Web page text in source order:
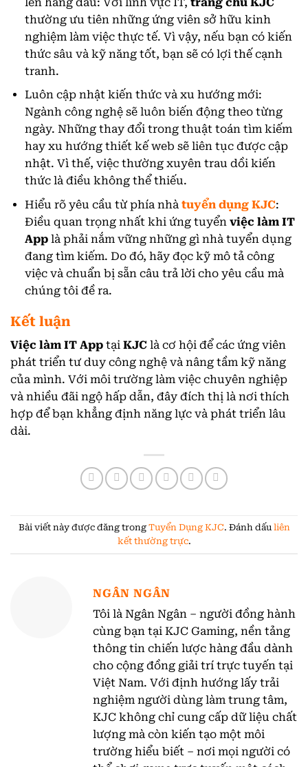
thường ưu tiên những ứng viên sở hữu kinh
nghiệm làm việc thực tế. Vì vậy, nếu bạn có kiến
thức sâu và kỹ năng tốt, bạn sẽ có lợi thế cạnh
tranh.
Luôn cập nhật kiến thức và xu hướng mới:
Ngành công nghệ sẽ luôn biến động theo từng
ngày. Những thay đổi trong thuật toán tìm kiếm
hay xu hướng thiết kế web sẽ liên tục được cập
nhật. Vì thế, việc thường xuyên trau dồi kiến
thức là điều không thể thiếu.
Hiểu rõ yêu cầu từ phía nhà tuyển dụng KJC:
Điều quan trọng nhất khi ứng tuyển việc làm IT
App là phải nắm vững những gì nhà tuyển dụng
đang tìm kiếm. Do đó, hãy đọc kỹ mô tả công
việc và chuẩn bị sẵn câu trả lời cho yêu cầu mà
chúng tôi đề ra.
Kết luận
Việc làm IT App tại KJC là cơ hội để các ứng viên
phát triển tư duy công nghệ và nâng tầm kỹ năng
của mình. Với môi trường làm việc chuyên nghiệp
và nhiều đãi ngộ hấp dẫn, đây đích thị là nơi thích
hợp để bạn khẳng định năng lực và phát triển lâu
dài.
Bài viết này được đăng trong Tuyển Dụng KJC. Đánh dấu liên
kết thường trực.
NGÂN NGÂN
Tôi là Ngân Ngân – người đồng hành
cùng bạn tại KJC Gaming, nền tảng
thông tin chiến lược hàng đầu dành
cho cộng đồng giải trí trực tuyến tại
Việt Nam. Với định hướng lấy trải
nghiệm người dùng làm trung tâm,
KJC không chỉ cung cấp dữ liệu chất
lượng mà còn kiến tạo một môi
trường hiểu biết – nơi mọi người có